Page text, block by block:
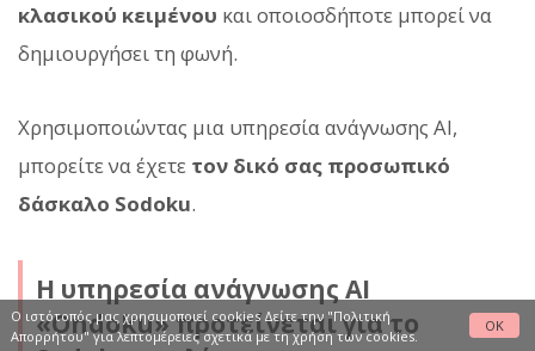
κλασικού κειμένου και οποιοσδήποτε μπορεί να
δημιουργήσει τη φωνή.
Χρησιμοποιώντας μια υπηρεσία ανάγνωσης AI,
μπορείτε να έχετε τον δικό σας προσωπικό
δάσκαλο Sodoku.
Η υπηρεσία ανάγνωσης AI
«Ondoku» προτείνεται για το
Ο ιστότοπός μας χρησιμοποιεί cookies Δείτετην "Πολιτική
Απορρήτου"για λεπτομέρειες σχετικά με τη χρήση των cookies.
OK